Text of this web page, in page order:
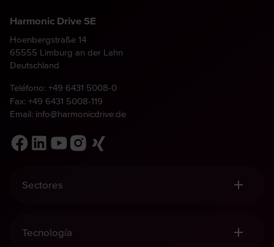
Harmonic Drive SE
Hoenbergstraße 14
65555 Limburg an der Lahn
Deutschland
Teléfono: +49 6431 5008-0
Fax: +49 6431 5008-119
Email: info@harmonicdrive.de
Sectores
Ingeniería Mecánica
Tecnología